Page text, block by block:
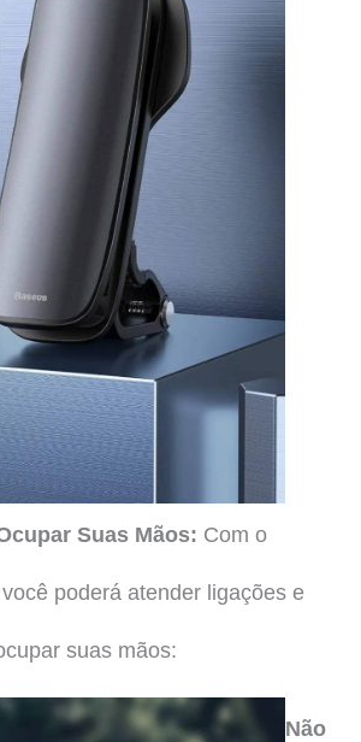
Suas Mãos: Com o
poderá atender ligações e
suas mãos:
Não